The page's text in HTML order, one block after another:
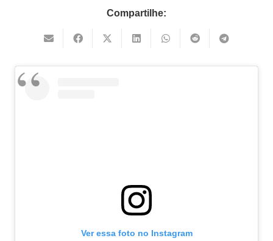
Compartilhe:
Ver essa foto no Instagram